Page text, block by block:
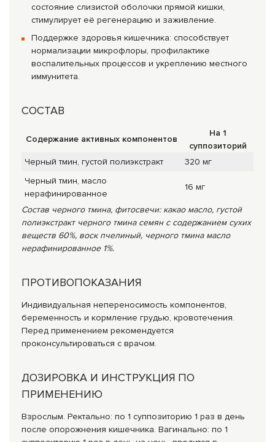
состояние слизистой оболочки прямой кишки,
стимулирует её регенерацию и заживление.
Поддержке здоровья кишечника: способствует
нормализации микрофлоры, профилактике
воспалительных процессов и укреплению местного
иммунитета.
СОСТАВ
Содержание активных компонентов
На 1
суппозиторий
Черный тмин, густой полиэкстракт
320 мг
Черный тмин, масло
нерафинированное
16 мг
Состав черного тмина, фитосвечи: какао масло, густой
полиэкстракт черного тмина семян с содержанием сухих
веществ 60%, воск пчелиный, черного тмина масло
нерафинированное 1%.
ПРОТИВОПОКАЗАНИЯ
Индивидуальная непереносимость компонентов,
беременность и кормление грудью, кровотечения.
Перед применением рекомендуется
проконсультироваться с врачом.
ДОЗИРОВКА И ИНСТРУКЦИЯ ПО
ПРИМЕНЕНИЮ
Взрослым. Ректально: по 1 суппозиторию 1 раз в день
после опорожнения кишечника. Вагинально: по 1